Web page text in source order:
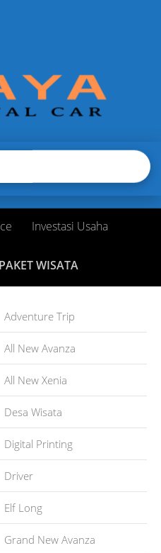
Investasi Usaha
PAKET WISATA
Adventure Trip
All New Avanza
All New Xenia
Desa Wisata
Digital Printing
Driver
Elf Long
Grand New Avanza